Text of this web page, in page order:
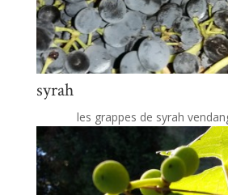
syrah
les grappes de syrah